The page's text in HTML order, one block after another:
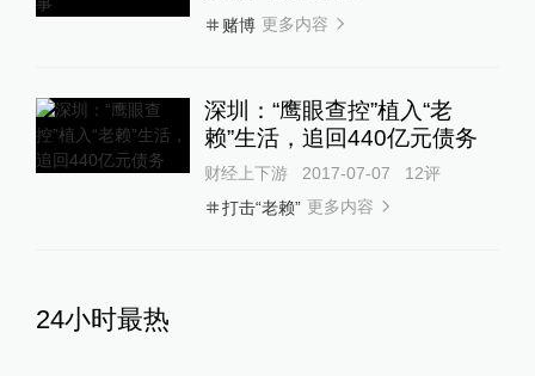
赌博 更多内容
深圳：“鹰眼查控”植入“老
赖”生活，追回440亿元债务
财经上下游 2017-07-07 12评
打击“老赖” 更多内容
24小时最热